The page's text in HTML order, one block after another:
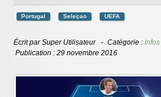
Portugal Seleçao UEFA
Écrit parSuper Utilisateur Catégorie :Infos
Publication : 29 novembre 2016